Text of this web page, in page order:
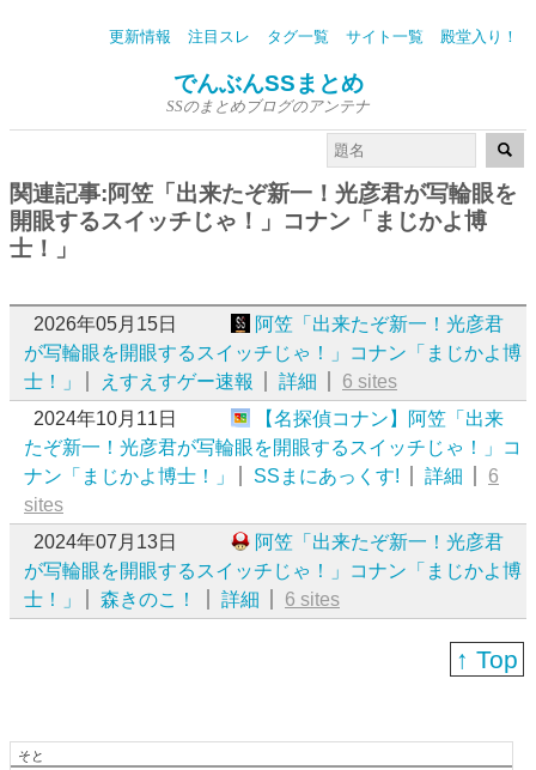
更新情報 注目スレ タグ一覧 サイト一覧 殿堂入り！
でんぶんSSまとめ
SSのまとめブログのアンテナ
関連記事:阿笠「出来たぞ新一！光彦君が写輪眼を
開眼するスイッチじゃ！」コナン「まじかよ博
士！」
2026年05月15日
阿笠「出来たぞ新一！光彦君
が写輪眼を開眼するスイッチじゃ！」コナン「まじかよ博
士！」
えすえすゲー速報 詳細
6 sites
2024年10月11日
【名探偵コナン】阿笠「出来
たぞ新一！光彦君が写輪眼を開眼するスイッチじゃ！」コ
ナン「まじかよ博士！」
SSまにあっくす! 詳細
6
sites
2024年07月13日
阿笠「出来たぞ新一！光彦君
が写輪眼を開眼するスイッチじゃ！」コナン「まじかよ博
士！」
森きのこ！ 詳細 6 sites
↑ Top
そと